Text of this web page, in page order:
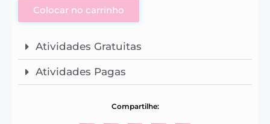
Colocar no carrinho
Atividades Gratuitas
Atividades Pagas
Compartilhe: